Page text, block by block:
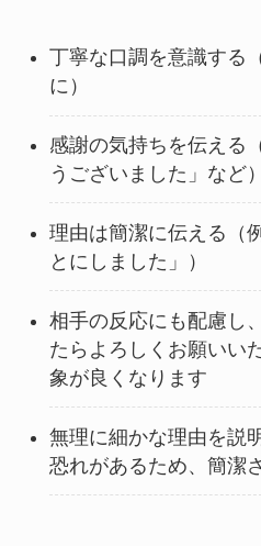
丁寧な口調を意識する
に）
感謝の気持ちを伝える
うございました」など）
理由は簡潔に伝える（
とにしました」）
相手の反応にも配慮し
たらよろしくお願いい
象が良くなります
無理に細かな理由を説
恐れがあるため、簡潔